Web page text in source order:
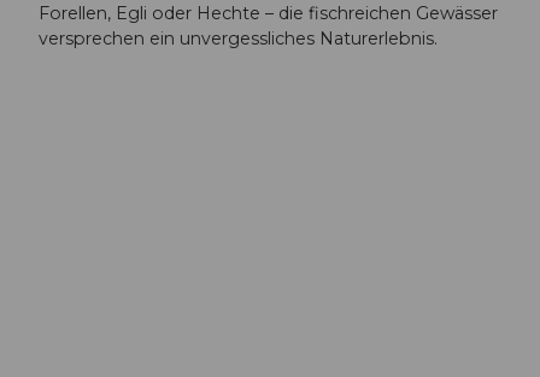
Forellen, Egli oder Hechte – die fischreichen Gewässer
versprechen ein unvergessliches Naturerlebnis.